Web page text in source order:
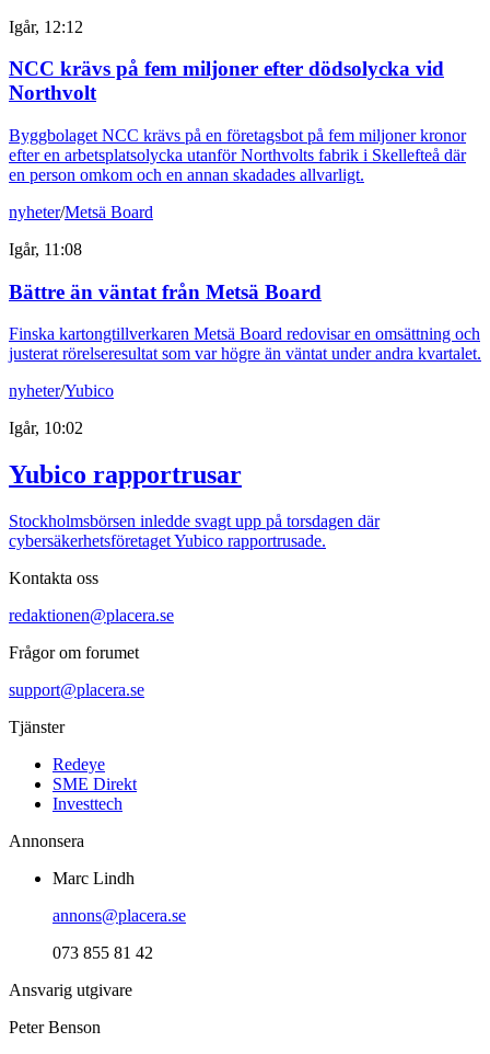
Igår, 12:12
NCC krävs på fem miljoner efter dödsolycka vid
Northvolt
Byggbolaget NCC krävs på en företagsbot på fem miljoner kronor
efter en arbetsplatsolycka utanför Northvolts fabrik i Skellefteå där
en person omkom och en annan skadades allvarligt.
nyheter/Metsä Board
Igår, 11:08
Bättre än väntat från Metsä Board
Finska kartongtillverkaren Metsä Board redovisar en omsättning och
justerat rörelseresultat som var högre än väntat under andra kvartalet.
nyheter/Yubico
Igår, 10:02
Yubico rapportrusar
Stockholmsbörsen inledde svagt upp på torsdagen där
cybersäkerhetsföretaget Yubico rapportrusade.
Kontakta oss
redaktionen@placera.se
Frågor om forumet
support@placera.se
Tjänster
Redeye
SME Direkt
Investtech
Annonsera
Marc Lindh
annons@placera.se
073 855 81 42
Ansvarig utgivare
Peter Benson